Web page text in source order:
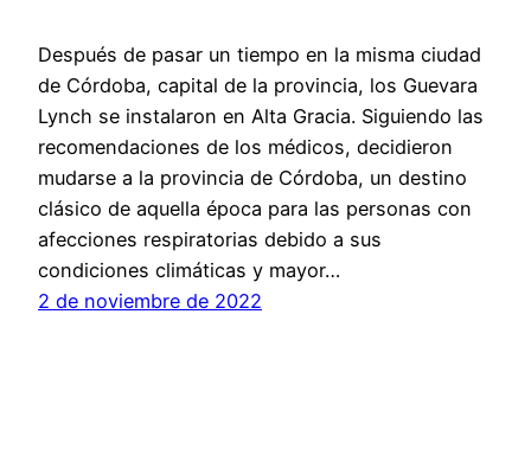
Después de pasar un tiempo en la misma ciudad
de Córdoba, capital de la provincia, los Guevara
Lynch se instalaron en Alta Gracia. Siguiendo las
recomendaciones de los médicos, decidieron
mudarse a la provincia de Córdoba, un destino
clásico de aquella época para las personas con
afecciones respiratorias debido a sus
condiciones climáticas y mayor…
2 de noviembre de 2022